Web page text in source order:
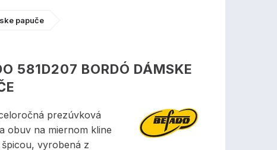
papuče
581D207 BORDÓ DÁMSKE
prezúvková
obuv na miernom kline
vyrobená z